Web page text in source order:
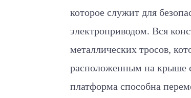
которое служит для
электроприводом. Вся
металлических тросов,
расположенным на крыше
платформа способна